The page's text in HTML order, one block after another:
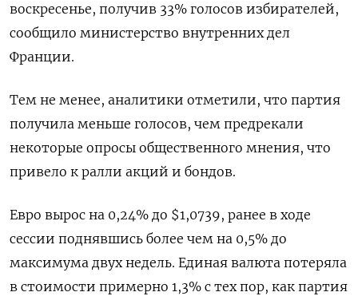
воскресенье, получив 33% голосов избирателей,
сообщило министерство внутренних дел
Франции.
Тем не менее, аналитики отметили, что партия
получила меньше голосов, чем предрекали
некоторые опросы общественного мнения, что
привело к ралли акций и бондов.
Евро вырос на 0,24% до $1,0739​, ранее в ходе
сессии поднявшись более чем на 0,5% до
максимума двух недель. Единая валюта потеряла
в стоимости примерно 1,3% с тех пор, как партия